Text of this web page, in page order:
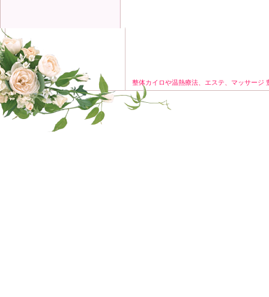
整体カイロや温熱療法、エステ、マッサージ